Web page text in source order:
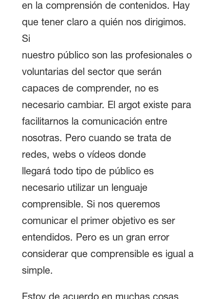
en la comprensión de contenidos. Hay
que tener claro a quién nos dirigimos.
Si
nuestro público son las profesionales o
voluntarias del sector que serán
capaces de comprender, no es
necesario cambiar. El argot existe para
facilitarnos la comunicación entre
nosotras. Pero cuando se trata de
redes, webs o vídeos donde
llegará todo tipo de público es
necesario utilizar un lenguaje
comprensible. Si nos queremos
comunicar el primer objetivo es ser
entendidos. Pero es un gran error
considerar que comprensible es igual a
simple.